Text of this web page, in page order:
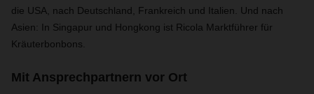
die USA, nach Deutschland, Frankreich und Italien. Und nach
Asien: In Singapur und Hongkong ist Ricola Marktführer für
Kräuterbonbons.
Mit Ansprechpartnern vor Ort